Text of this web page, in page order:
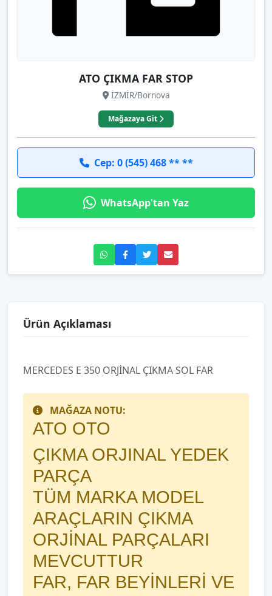
ATO ÇIKMA FAR STOP
İZMİR/Bornova
Mağazaya Git
Cep: 0 (545) 468 ** **
WhatsApp'tan Yaz
Ürün Açıklaması
MERCEDES E 350 ORJİNAL ÇIKMA SOL FAR
MAĞAZA NOTU:
ATO OTO
ÇIKMA ORJINAL YEDEK
PARÇA
TÜM MARKA MODEL
ARAÇLARIN ÇIKMA
ORJİNAL PARÇALARI
MEVCUTTUR
FAR, FAR BEYİNLERİ VE